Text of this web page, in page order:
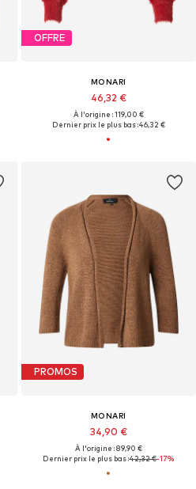
OFFRE
MONARI
46,32 €
À l'origine : 119,00 €
Dernier prix le plus bas :46,32 €
PROMOS
MONARI
34,90 €
À l'origine : 89,90 €
Dernier prix le plus bas :42,32 €-17%